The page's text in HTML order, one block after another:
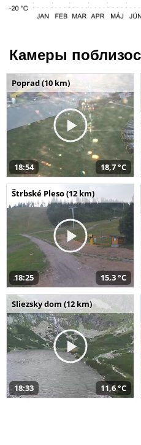
Камеры
Poprad (10 km)
18:54 18,7 °C
Štrbské Pleso (12 km)
18:25 15,3 °C
Sliezsky dom (12 km)
18:33 11,6 °C